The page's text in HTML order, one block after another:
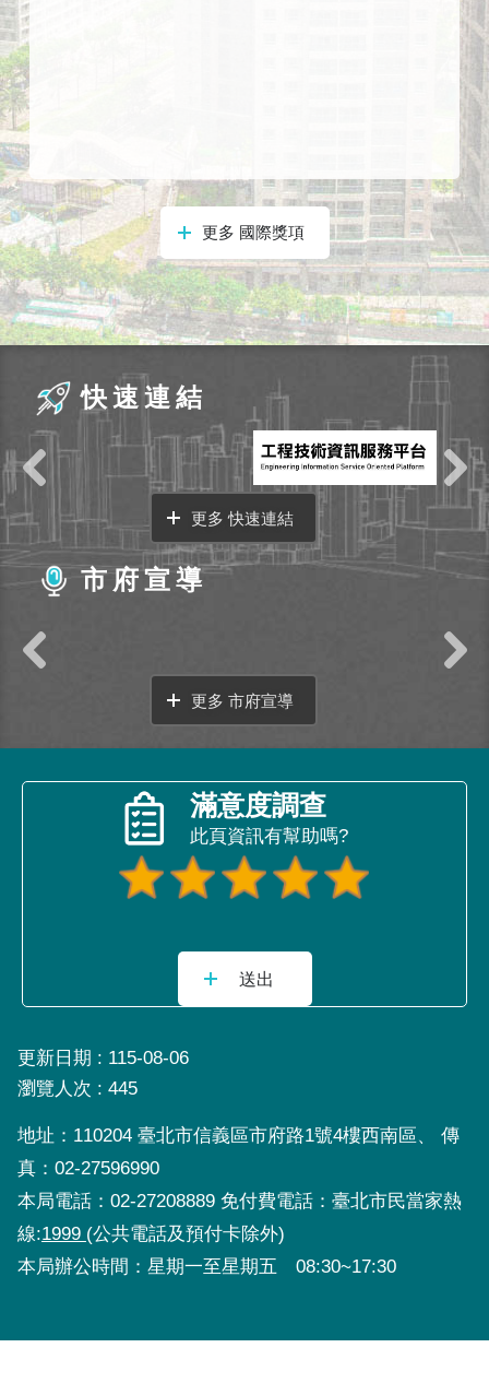
局
暨
所
屬
各
處
聯
絡
電
話
更多 國際獎項
快速連結
更多 快速連結
市府宣導
更多 市府宣導
滿意度調查
此頁資訊有幫助嗎?
更新日期
115-08-06
瀏覽人次
445
地址：110204 臺北市信義區市府路1號4樓西南區、 傳
真：02-27596990
本局電話：02-27208889 免付費電話：臺北市民當家熱
線:1999 (公共電話及預付卡除外)
本局辦公時間：星期一至星期五 08:30~17:30